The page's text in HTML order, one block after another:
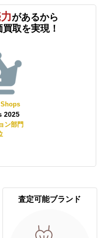
があるから
取を実現！
2025
ン部門
査定可能ブランド